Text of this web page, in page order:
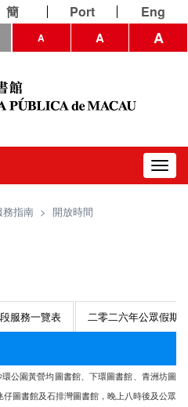
簡 Port Eng
A A A
務指南 > 開放時間
服務一覽表 二零二六年公眾假期
公園黃營均圖書館、下環圖書館、青洲坊圖
圖書館及石排灣圖書館，晚上八時後及公眾